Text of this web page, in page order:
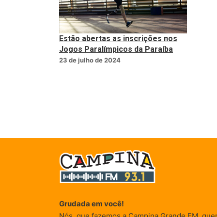
Estão abertas as inscrições nos
Jogos Paralímpicos da Paraíba
23 de julho de 2024
Grudada em você!